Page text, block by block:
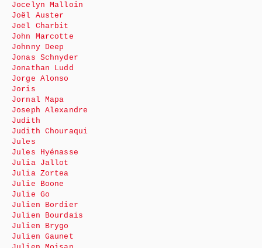
Jocelyn Malloin
Joël Auster
Joël Charbit
John Marcotte
Johnny Deep
Jonas Schnyder
Jonathan Ludd
Jorge Alonso
Joris
Jornal Mapa
Joseph Alexandre
Judith
Judith Chouraqui
Jules
Jules Hyénasse
Julia Jallot
Julia Zortea
Julie Boone
Julie Go
Julien Bordier
Julien Bourdais
Julien Brygo
Julien Gaunet